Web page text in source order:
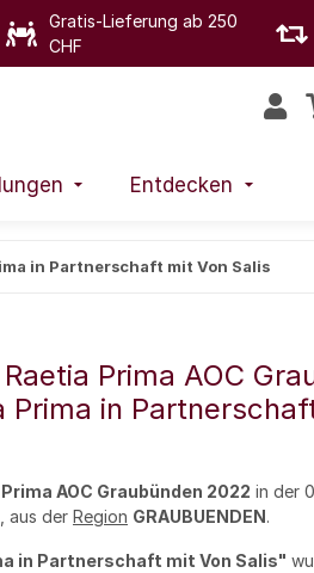
Gratis-Lieferung ab 250
CHF
Entdecken
in Partnerschaft mit Von Salis
Prima AOC
Prima in
AOC Graubünden 2022 in der
, aus der Region GRAUBUENDEN.
in Partnerschaft mit Von Salis"